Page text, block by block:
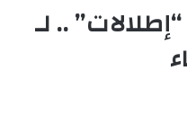
.. لـ